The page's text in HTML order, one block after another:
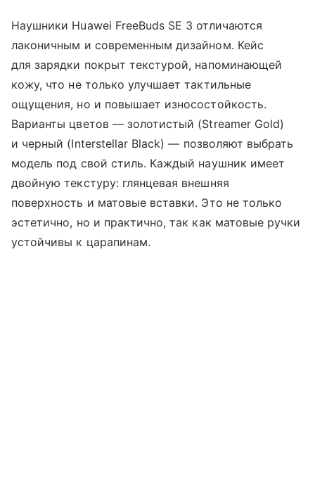
Наушники Huawei FreeBuds SE 3 отличаются
лаконичным и современным дизайном. Кейс
для зарядки покрыт текстурой, напоминающей
кожу, что не только улучшает тактильные
ощущения, но и повышает износостойкость.
Варианты цветов — золотистый (Streamer Gold)
и черный (Interstellar Black) — позволяют выбрать
модель под свой стиль. Каждый наушник имеет
двойную текстуру: глянцевая внешняя
поверхность и матовые вставки. Это не только
эстетично, но и практично, так как матовые ручки
устойчивы к царапинам.